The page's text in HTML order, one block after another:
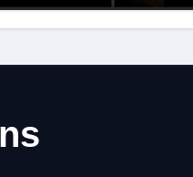
Singh Lead India’s
List; Overtake Virat